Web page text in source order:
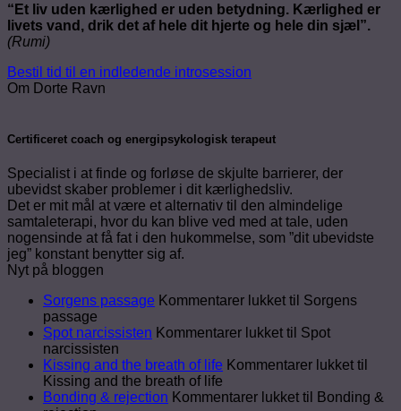
“Et liv uden kærlighed er uden betydning. Kærlighed er
livets vand, drik det af hele dit hjerte og hele din sjæl”.
(Rumi)
Bestil tid til en indledende introsession
Om Dorte Ravn
Certificeret coach og energipsykologisk terapeut
Specialist i at finde og forløse de skjulte barrierer, der
ubevidst skaber problemer i dit kærlighedsliv.
Det er mit mål at være et alternativ til den almindelige
samtaleterapi, hvor du kan blive ved med at tale, uden
nogensinde at få fat i den hukommelse, som ”dit ubevidste
jeg” konstant benytter sig af.
Nyt på bloggen
Sorgens passage Kommentarer lukket til Sorgens
passage
Spot narcissisten Kommentarer lukket til Spot
narcissisten
Kissing and the breath of life Kommentarer lukket til
Kissing and the breath of life
Bonding & rejection Kommentarer lukket til Bonding &